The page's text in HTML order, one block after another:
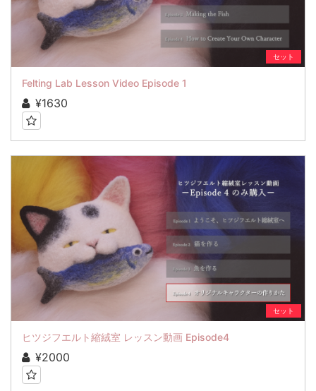
セット
Felting Lab Lesson Video Episode 1
¥1630
セット
ヒツジフエルト縮絨室 レッスン動画 Episode4
¥2000